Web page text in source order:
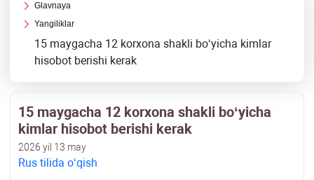
Glavnaya
Yangiliklar
15 maygacha 12 korxona shakli boʻyicha kimlar
hisobot berishi kerak
15 maygacha 12 korxona shakli boʻyicha
kimlar hisobot berishi kerak
2026 yil 13 may
Rus tilida oʻqish